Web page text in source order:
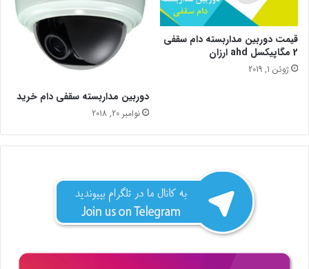
قیمت دوربین مداربسته دام سقفی
2 مگاپیکسل ahd ارزان
ژوئن 1, 2019
دوربین مداربسته سقفی دام خرید
نوامبر 20, 2018